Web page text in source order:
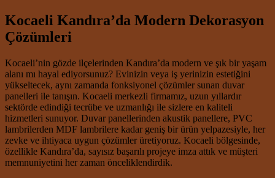
Kocaeli Kandıra’da Modern Dekorasyon
Çözümleri
Kocaeli’nin gözde ilçelerinden Kandıra’da modern ve şık bir yaşam
alanı mı hayal ediyorsunuz? Evinizin veya iş yerinizin estetiğini
yükseltecek, aynı zamanda fonksiyonel çözümler sunan duvar
panelleri ile tanışın. Kocaeli merkezli firmamız, uzun yıllardır
sektörde edindiği tecrübe ve uzmanlığı ile sizlere en kaliteli
hizmetleri sunuyor. Duvar panellerinden akustik panellere, PVC
lambrilerden MDF lambrilere kadar geniş bir ürün yelpazesiyle, her
zevke ve ihtiyaca uygun çözümler üretiyoruz. Kocaeli bölgesinde,
özellikle Kandıra’da, sayısız başarılı projeye imza attık ve müşteri
memnuniyetini her zaman önceliklendirdik.